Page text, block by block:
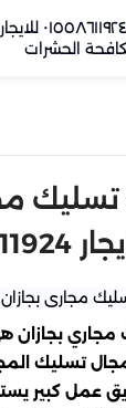
01558611924
بجازان
تسليك
عمل كبير